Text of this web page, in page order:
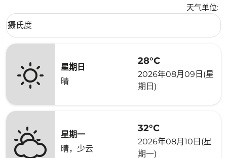
天气单位:
Weather unit option 摄氏度 Selected
摄氏度
keyboard_arrow_down
星期日
晴
28°C
2026年08月09日(星
期日)
星期一
晴，少云
32°C
2026年08月10日(星
期一)